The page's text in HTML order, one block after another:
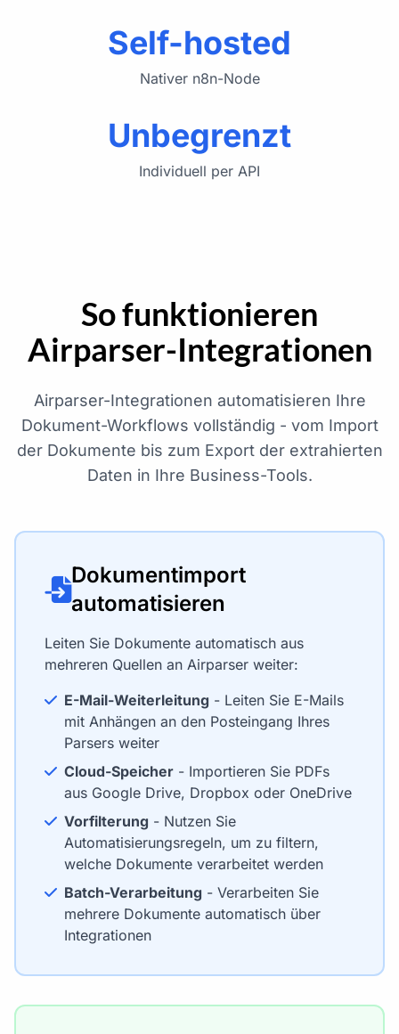
Self-hosted
Nativer n8n-Node
Unbegrenzt
Individuell per API
So funktionieren
Airparser-Integrationen
Airparser-Integrationen automatisieren Ihre
Dokument-Workflows vollständig - vom Import
der Dokumente bis zum Export der extrahierten
Daten in Ihre Business-Tools.
Dokumentimport
automatisieren
Leiten Sie Dokumente automatisch aus
mehreren Quellen an Airparser weiter:
E-Mail-Weiterleitung - Leiten Sie E-Mails
mit Anhängen an den Posteingang Ihres
Parsers weiter
Cloud-Speicher - Importieren Sie PDFs
aus Google Drive, Dropbox oder OneDrive
Vorfilterung - Nutzen Sie
Automatisierungsregeln, um zu filtern,
welche Dokumente verarbeitet werden
Batch-Verarbeitung - Verarbeiten Sie
mehrere Dokumente automatisch über
Integrationen